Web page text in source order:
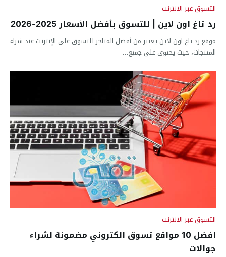
التسوق عبر الانترنت
رد تاغ اون لاين | للتسوق بأفضل الأسعار 2025-2026
موقع رد تاغ اون لاين يعتبر من أفضل المتاجر للتسوق على الإنترنت عند شراء
المنتجات، حيث يحتوي على جميع...
التسوق عبر الانترنت
افضل 10 مواقع تسوق الكتروني مضمونة لشراء
جوالات